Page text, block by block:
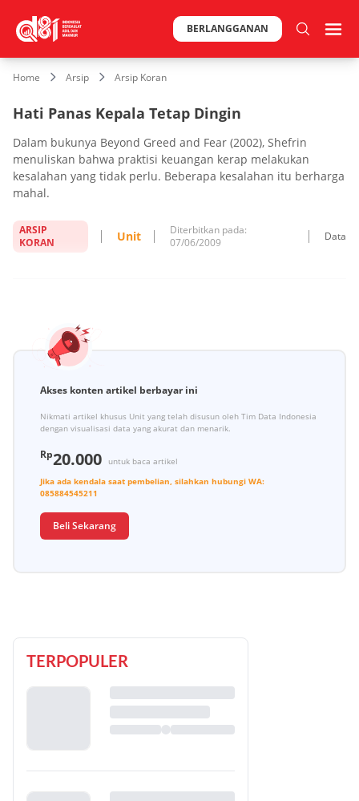
BERLANGGANAN
Home Arsip Arsip Koran
Hati Panas Kepala Tetap Dingin
Dalam bukunya Beyond Greed and Fear (2002), Shefrin
menuliskan bahwa praktisi keuangan kerap melakukan
kesalahan yang tidak perlu. Beberapa kesalahan itu berharga
mahal.
ARSIP
KORAN
Unit
Diterbitkan pada:
07/06/2009
Data
Akses konten artikel berbayar ini
Nikmati artikel khusus Unit yang telah disusun oleh Tim Data Indonesia
dengan visualisasi data yang akurat dan menarik.
Rp20.000
untuk baca artikel
Jika ada kendala saat pembelian, silahkan hubungi WA:
085884545211
Beli Sekarang
TERPOPULER